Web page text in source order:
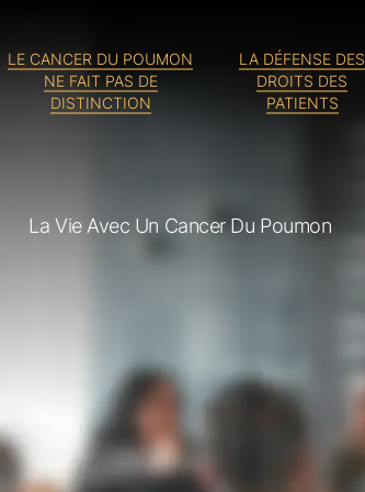
LE CANCER DU POUMON
NE FAIT PAS DE
DISTINCTION
LA DÉFENSE DES
DROITS DES
PATIENTS
La Vie Avec Un Cancer Du Poumon